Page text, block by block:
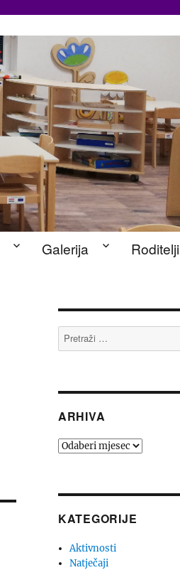
Galerija Roditelji
Pretraži:
ARHIVA
Arhiva
KATEGORIJE
Aktivnosti
Natječaji